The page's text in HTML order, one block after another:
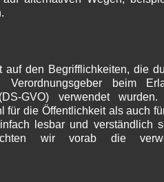
positiven, meist
verbundene Bestätigung
Information in Wallgau
wir es geschafft, den
sich über die wichtigsten
Werbung oder sonstige
genauer hinzuschauen,
ersten Jahr Woiga.de
auf den Begrifflichkeiten, die
Verordnungsgeber beim
GVO) verwendet
für die Öffentlichkeit als auch
lesbar und verständlich
wir vorab die